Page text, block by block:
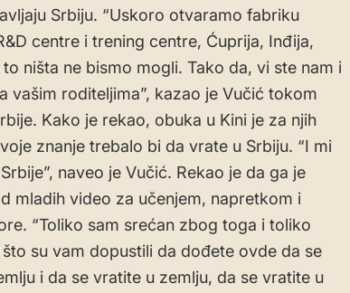
Srbiju. “Uskoro otvaramo fabriku
centre i trening centre, Ćuprija, Inđija,
ništa ne bismo mogli. Tako da, vi ste nam i
vašim roditeljima”, kazao je Vučić tokom
Kako je rekao, obuka u Kini je za njih
znanje trebalo bi da vrate u Srbiju. “I mi
naveo je Vučić. Rekao je da ga je
mladih video za učenjem, napretkom i
“Toliko sam srećan zbog toga i toliko
su vam dopustili da dođete ovde da se
i da se vratite u zemlju, da se vratite u